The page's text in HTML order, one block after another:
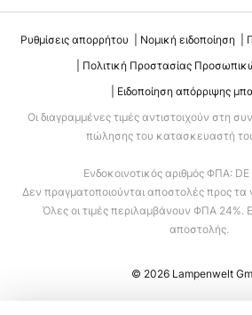
Ρυθμίσεις απορρήτου Νομική ειδοποίηση
Πολιτική Προστασίας
Ειδοποίηση απόρριψης
Οι διαγραμμένες τιμές αντιστοιχούν στη
πώλησης του κατασκευαστή
Ενδοκοινοτικός αριθμός ΦΠΑ:
Δεν πραγματοποιούνται αποστολές προς τα
Όλες οι τιμές περιλαμβάνουν ΦΠΑ 24%.
αποστολής.
© 2026 Lampenwelt